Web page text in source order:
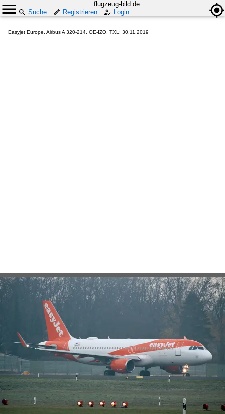
flugzeug-bild.de
Suche
Registrieren Login
Easyjet Europe, Airbus A 320-214, OE-IZO, TXL; 30.11.2019